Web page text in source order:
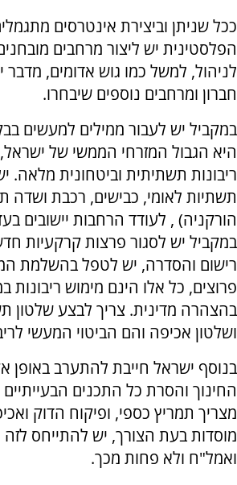
ככל שניתן וביצירת אינטרסים
הפלסטינית יש ליצור מרחבים
לניהול, למשל כמו גוש אדומים, מדבר
חברון ומרחבים נוספים שיבחרו.
במקביל יש לעבור ממילים למעשים
היא הגבול המזרחי הממשי של
ריבונות תשתיתית וביטחונית מלאה.
תשתיות לאומי, כבישים, רכבת
הורקניה) , לעודד הרחבות יישובים
במקביל יש לסגור פרצות קרקעיות
רישום והסדרה, יש לטפל בהשלמת
פרוצים, כל אלו הינם מימוש
בהצהרה מדינית. צריך לבצע שלטון
ושלטון אכיפה והם הביטוי המעשי
בנוסף ישראל חייבת להתערב באופן
החינוך והסרת כל התכנים
מצריך תמריץ כספי, ופיקוח הדוק
מוסדות בעת הצורך, יש להתייחס
ואמל"ח ולא פחות מכך.